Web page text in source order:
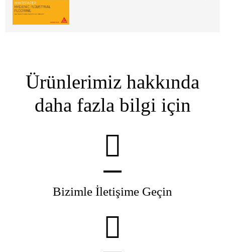
Ürünlerimiz hakkında
daha fazla bilgi için
Bizimle İletişime Geçin